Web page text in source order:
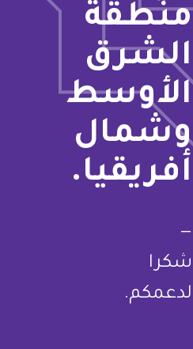
منطقة
الشرق
الأوسط
وشمال
أفريقيا.
—
شكرا
لدعمكم.